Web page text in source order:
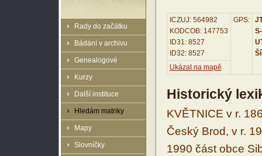
Rady do začátku
Bádání v archivu
Genealogové
Kurzy
Další instituce
Hledám matriky
Mapy
Slovníčky
ICZUJ: 564982
KODCOB: 147753
ID31: 8527
ID32: 8527
GPS:
Ukázat na mapě
Historický
KVĚTNICE v r.
Český Brod, v r.
1990 část obce